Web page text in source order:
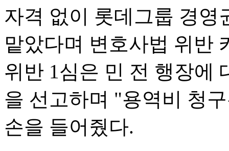
자격 없이 롯데그룹 경영
맡았다며 변호사법 위반
위반 1심은 민 전 행장에
을 선고하며 "용역비 청
손을 들어줬다.